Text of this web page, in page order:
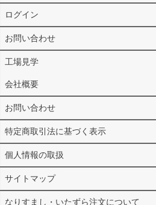
ログイン
お問い合わせ
工場見学
会社概要
お問い合わせ
特定商取引法に基づく表示
個人情報の取扱
サイトマップ
なりすまし・いたずら注文について